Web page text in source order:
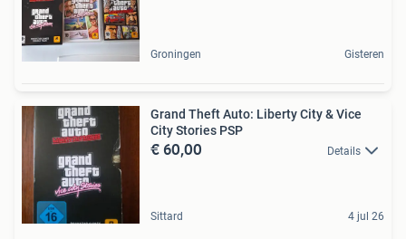
Groningen Gisteren
Grand Theft Auto: Liberty City & Vice
City Stories PSP
€ 60,00 Details
Sittard 4 jul 26